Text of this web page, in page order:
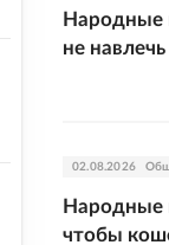
Народные
не
02.08.2026
Народные
чтобы